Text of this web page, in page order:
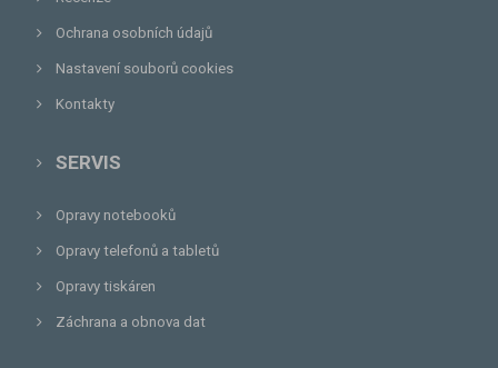
Ochrana osobních údajů
Nastavení souborů cookies
Kontakty
SERVIS
Opravy notebooků
Opravy telefonů a tabletů
Opravy tiskáren
Záchrana a obnova dat